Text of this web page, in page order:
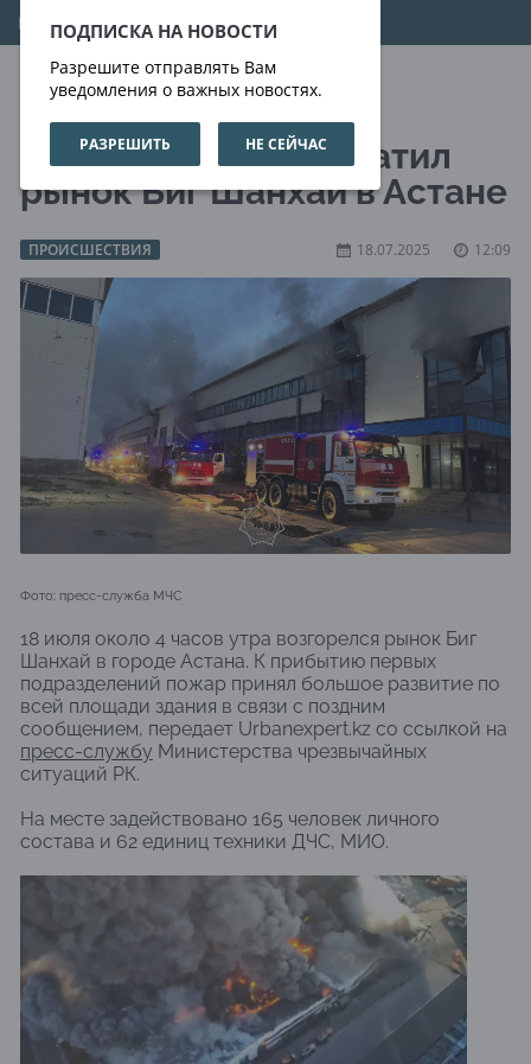
ПОДПИСКА НА НОВОСТИ
Разрешите отправлять Вам
уведомления о важных новостях.
РАЗРЕШИТЬ НЕ СЕЙЧАС
06.08.2026 15:35:36
Крупный пожар охватил
рынок Биг Шанхай в Астане
ПРОИСШЕСТВИЯ 18.07.2025 12:09
Фото: пресс-служба МЧС
18 июля около 4 часов утра возгорелся рынок Биг
Шанхай в городе Астана. К прибытию первых
подразделений пожар принял большое развитие по
всей площади здания в связи с поздним
сообщением, передает Urbanexpert.kz со ссылкой на
пресс-службу Министерства чрезвычайных
ситуаций РК.
На месте задействовано 165 человек личного
состава и 62 единиц техники ДЧС, МИО.